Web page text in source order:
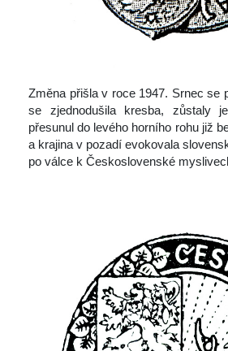
Změna přišla v roce 1947. Srnec se
e zjednodušila kresba, zůstaly
přesunul do levého horního rohu již
a krajina v pozadí evokovala
po válce k Československé